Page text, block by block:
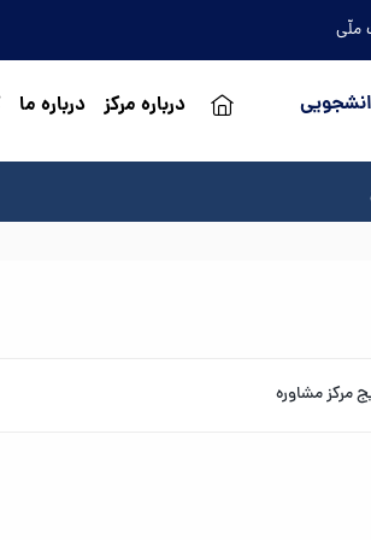
ملّی
درباره مرکز درباره ما
مرکز مشاوره